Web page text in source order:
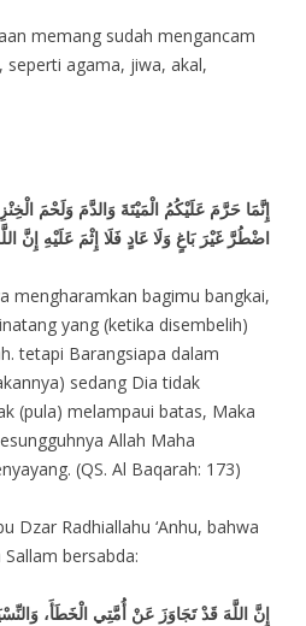
memang sudah mengancam
seperti agama, jiwa, akal,
إِنَّمَا حَرَّمَ عَلَيْكُمُ الْمَيْتَةَ وَالدَّمَ وَلَحْمَ
اضْطُرَّ غَيْرَ بَاغٍ وَلَا عَادٍ فَلَا إِثْمَ عَلَيْهِ إِنَّ
mengharamkan bagimu bangkai,
yang (ketika disembelih)
tetapi Barangsiapa dalam
sedang Dia tidak
(pula) melampaui batas, Maka
Allah Maha
(QS. Al Baqarah: 173)
Dzar Radhiallahu ‘Anhu, bahwa
Sallam bersabda:
إِنَّ اللَّهَ قَدْ تَجَاوَزَ عَنْ أُمَّتِي الْخَطَأَ،